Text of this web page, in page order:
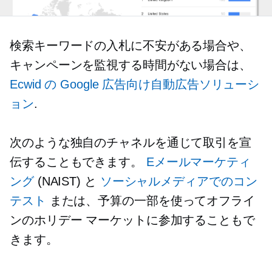
検索キーワードの入札に不安がある場合や、
キャンペーンを監視する時間がない場合は、
Ecwid の Google 広告向け自動広告ソリューシ
ョン.
次のような独自のチャネルを通じて取引を宣
伝することもできます。 Eメールマーケティ
ング(NAIST) と ソーシャルメディアでのコン
テスト
または、予算の一部を使ってオフライ
ンのホリデー マーケットに参加することもで
きます。